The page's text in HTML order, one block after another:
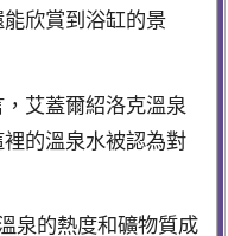
欣賞到浴缸的景
艾蓋爾紹洛克溫泉
的溫泉水被認為對
泉的熱度和礦物質成